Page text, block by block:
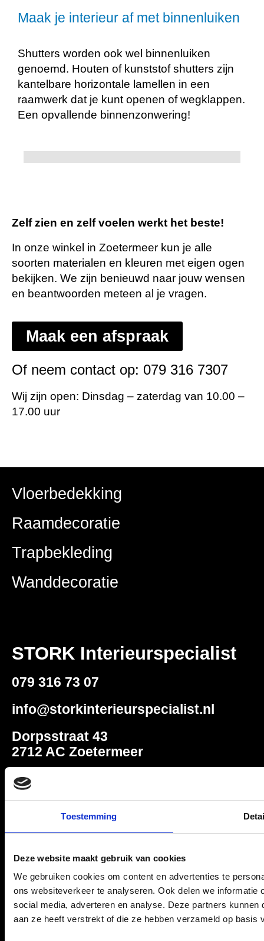
Toestemming
Deze website maakt gebruik van cookies
We gebruiken cookies om content en advertenties te
ons websiteverkeer te analyseren. Ook delen we
social media, adverteren en analyse. Deze partners
aan ze heeft verstrekt of die ze hebben verzameld op basis
Maak je interieur af met binnenluiken
Shutters worden ook wel binnenluiken
genoemd. Houten of kunststof shutters zijn
kantelbare horizontale lamellen in een
raamwerk dat je kunt openen of wegklappen.
Een opvallende binnenzonwering!
Zelf zien en zelf voelen werkt het beste!
In onze winkel in Zoetermeer kun je alle
soorten materialen en kleuren met eigen ogen
bekijken. We zijn benieuwd naar jouw wensen
en beantwoorden meteen al je vragen.
Maak een afspraak
Of neem contact op: 079 316 7307
Wij zijn open: Dinsdag – zaterdag van 10.00 –
17.00 uur
Vloerbedekking
Raamdecoratie
Trapbekleding
Wanddecoratie
STORK Interieurspecialist
079 316 73 07
info@storkinterieurspecialist.nl
Dorpsstraat 43
2712 AC Zoetermeer
Socials
Over Stork